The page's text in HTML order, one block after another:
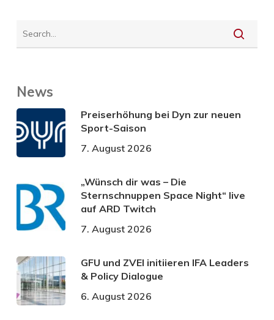
News
Preiserhöhung bei Dyn zur neuen
Sport-Saison
7. August 2026
„Wünsch dir was – Die
Sternschnuppen Space Night“ live
auf ARD Twitch
7. August 2026
GFU und ZVEI initiieren IFA Leaders
& Policy Dialogue
6. August 2026